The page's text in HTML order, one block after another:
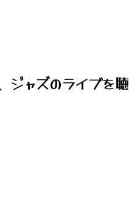
ジャズのライブを